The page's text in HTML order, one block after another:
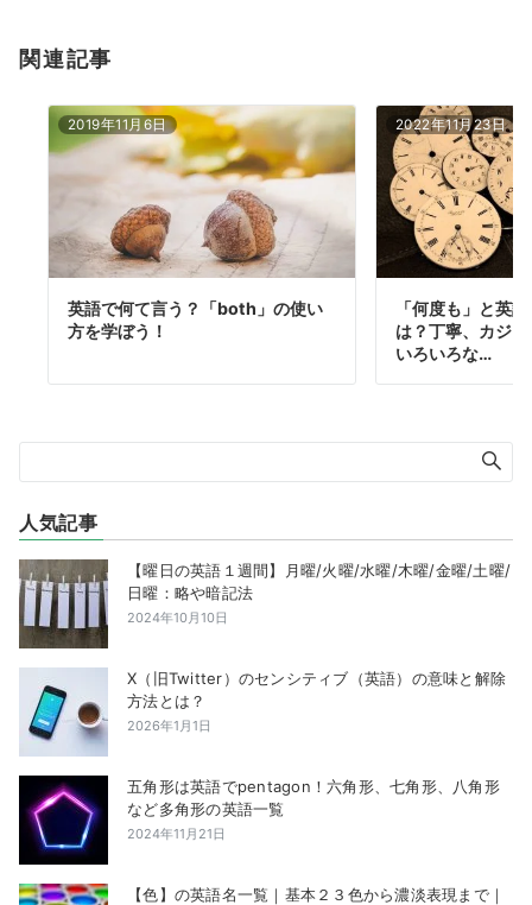
関連記事
2019年11月6日
英語で何て言う？「both」の使い
方を学ぼう！
2022年11月23日
「何度も」と英
は？丁寧、カジ
いろいろな…
人気記事
【曜日の英語１週間】月曜/火曜/水曜/木曜/金曜/土曜/
日曜：略や暗記法
2024年10月10日
X（旧Twitter）のセンシティブ（英語）の意味と解除
方法とは？
2026年1月1日
五角形は英語でpentagon！六角形、七角形、八角形
など多角形の英語一覧
2024年11月21日
【色】の英語名一覧｜基本２３色から濃淡表現まで｜